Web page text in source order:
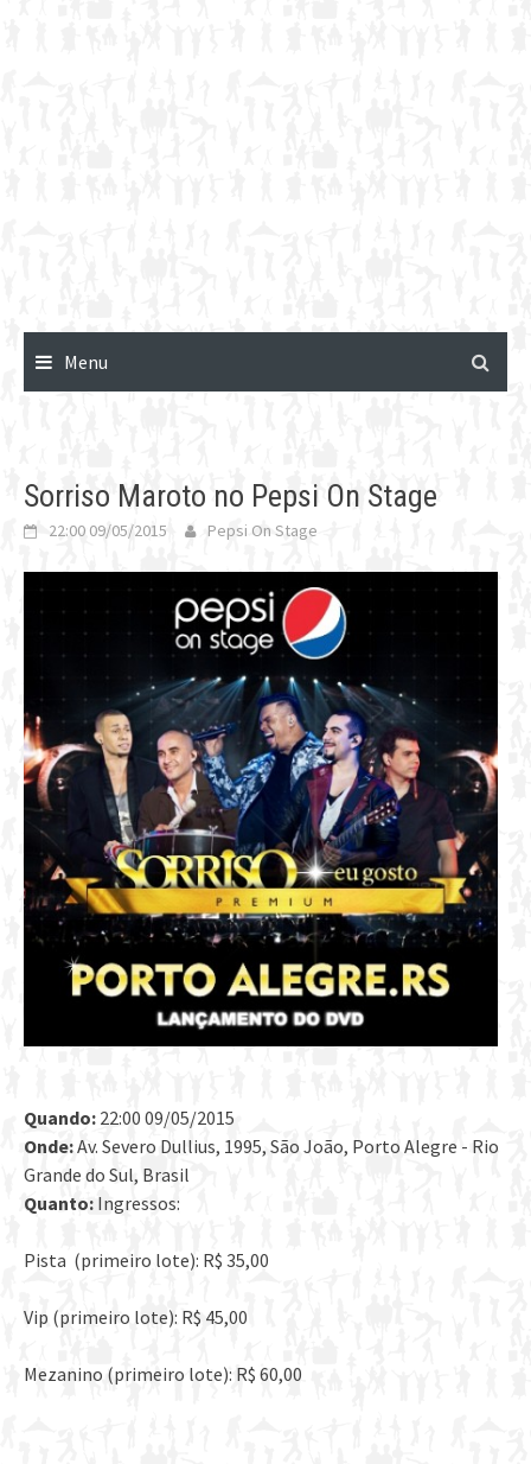
Menu
Sorriso Maroto no Pepsi On Stage
22:00 09/05/2015 Pepsi On Stage
Quando: 22:00 09/05/2015
Onde:Av. Severo Dullius, 1995, São João, Porto Alegre - Rio
Grande do Sul, Brasil
Quanto: Ingressos:
Pista (primeiro lote): R$ 35,00
Vip (primeiro lote): R$ 45,00
Mezanino (primeiro lote): R$ 60,00